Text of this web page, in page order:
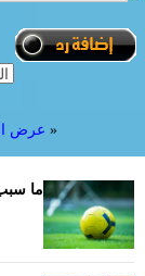
« عرض
ما